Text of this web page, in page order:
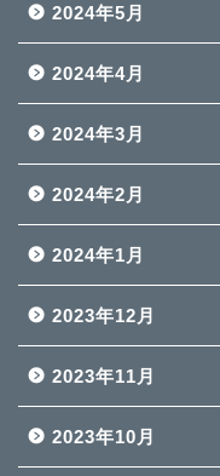
2024年5月
2024年4月
2024年3月
2024年2月
2024年1月
2023年12月
2023年11月
2023年10月